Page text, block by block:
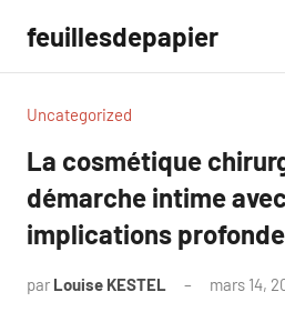
contenu
feuillesdepapier
Uncategorized
La cosmétique
démarche intime
implications
par Louise KESTEL mars 14,